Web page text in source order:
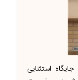
استثنایی